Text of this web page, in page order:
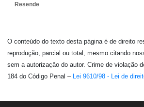
Resende
O conteúdo do texto desta página é de direito
reprodução, parcial ou total, mesmo citando
sem a autorização do autor. Crime de violação
184 do Código Penal – Lei 9610/98 - Lei de